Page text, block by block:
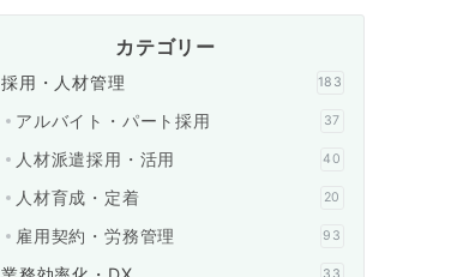
カテゴリー
採用・人材管理 183
アルバイト・パート採用 37
人材派遣採用・活用 40
人材育成・定着 20
雇用契約・労務管理 93